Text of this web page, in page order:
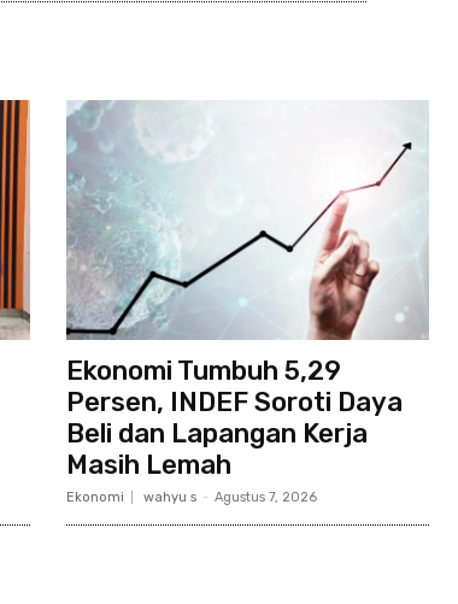
Ekonomi Tumbuh 5,29
Persen, INDEF Soroti Daya
Beli dan Lapangan Kerja
Masih Lemah
Ekonomi wahyu s - Agustus 7, 2026